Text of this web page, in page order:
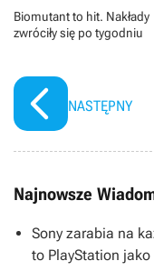
Biomutant to hit. Nakłady
zwróciły się po tygodniu
NASTĘPNY
Najnowsze
Sony zarabia na
to PlayStation jako